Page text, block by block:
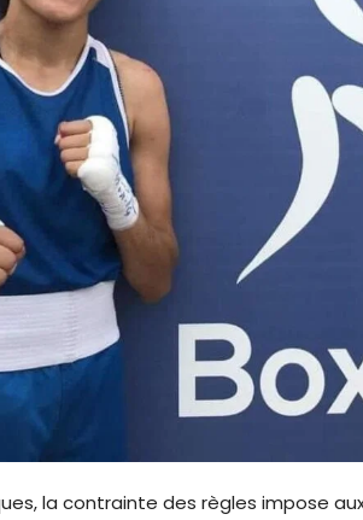
la contrainte des règles impose